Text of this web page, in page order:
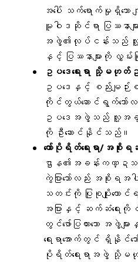
အပေါ် သက်ရောက်မှုရှိသေ
မူဝါဒဆိုင်ရာ ပြဿနာမ
အဖွဲ့၏လုပ်ငန်းသည် လူ့အ
နှင့် ပြဿနာများကို လွှ
ဥပဒေရေးရာ သို့မဟု
ဥပဒေနှင့် စည်းမျဉ်းစည်
ကိုင်တွယ်ဆောင်ရွက်သော်လ
ဥပဒေအဖွဲ့သည် လူ့အခွ
ကို ဦးဆောင်နိုင်သည်။
ကော်ပိုရိတ်ရေးရာ/အစိုးရ
ဌာန၏အခန်းကဏ္ဍသည်
ကွဲပြားသော်လည်း အ
သတင်းကို ပြုစုပျိုးထေ
အပြားနှင့် ဆက်ဆံရေး
တွင်ဖော်ပြထားသော အဖွဲ့မျ
ရေးရာအောက်တွင် ရှိနိုင်
ပိုရိတ်ရေးရာအဖွဲ့ သို့